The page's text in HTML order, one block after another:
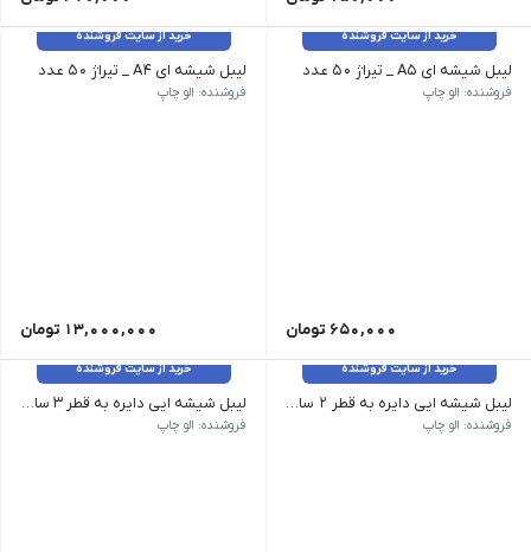
خرید از سایت فروشنده
لیبل شیشه ای A5 _ تیراژ 50 عدد
فروشنده: الو چاپ
650,000 تومان
خرید از سایت فروشنده
لیبل شیشه ای A4 _ تیراژ 50 عدد
فروشنده: الو چاپ
13,000,000 تومان
خرید از سایت فروشنده
لیبل شیشه ایی دایره به قطر 2 سانتیمتر _ 1400 عدد
فروشنده: الو چاپ
خرید از سایت فروشنده
لیبل شیشه ایی دایره به قطر 3 سانتیمتر _ 600 عدد
فروشنده: الو چاپ